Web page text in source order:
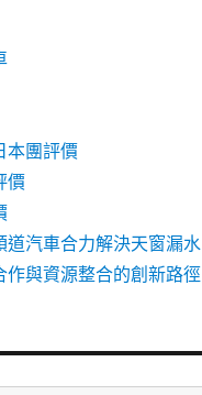
本團評價
價
道汽車合力解決天窗漏水
作與資源整合的創新路徑